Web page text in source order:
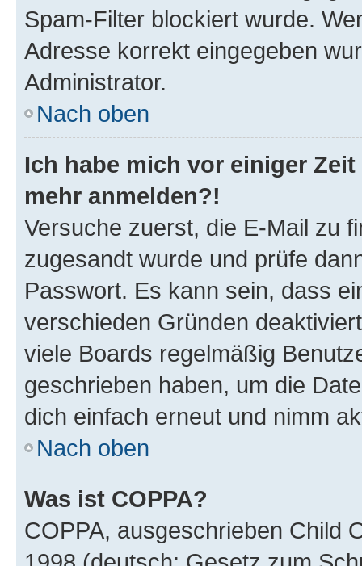
Spam-Filter blockiert wurde.
Adresse korrekt eingegeben
Administrator.
Nach oben
Ich habe mich vor einiger
mehr anmelden?!
Versuche zuerst, die E-Mail zu
zugesandt wurde und prüfe
Passwort. Es kann sein, dass
verschieden Gründen
viele Boards regelmäßig
geschrieben haben, um die
dich einfach erneut und nimm
Nach oben
Was ist COPPA?
COPPA, ausgeschrieben Child